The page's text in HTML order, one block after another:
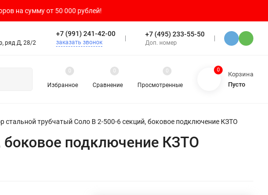
на сумму от 50 000 рублей!
ряд Д, 28/2
+7 (991) 241-42-00
заказать звонок
+7 (495) 233-55-50
Доп. номер
Избранное
0
Сравнение
0
Просмотренные
0 0
Корзина
Пусто
стальной трубчатый Соло В 2-500-6 секций, боковое подключение КЗТО
боковое подключение КЗТО